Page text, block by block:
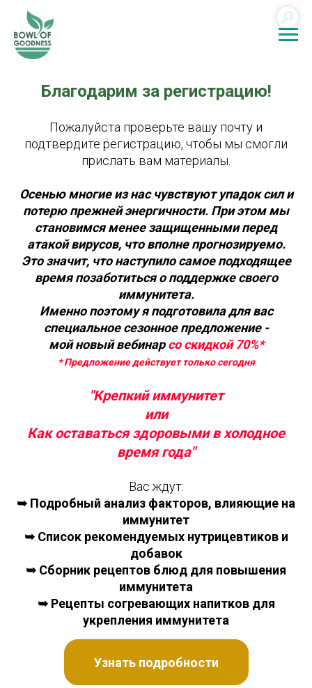
Благодарим за регистрацию!
Пожалуйста проверьте вашу почту и
подтвердите регистрацию, чтобы мы смогли
прислать вам материалы.
Осенью многие из нас чувствуют упадок сил и
потерю прежней энергичности. При этом мы
становимся менее защищенными перед
атакой вирусов, что вполне прогнозируемо.
Это значит, что наступило самое подходящее
время позаботиться о поддержке своего
иммунитета.
Именно поэтому я подготовила для вас
специальное сезонное предложение -
мой новый вебинарсо скидкой 70%*
* Предложение действует только сегодня
"Крепкий иммунитет
или
Как оставаться здоровыми в холодное
время года"
Вас ждут:
➥ Подробный анализ факторов, влияющие на
иммунитет
➥ Список рекомендуемых нутрицевтиков и
добавок
➥ Сборник рецептов блюд для повышения
иммунитета
➥ Рецепты согревающих напитков для
укрепления иммунитета
Узнать подробности